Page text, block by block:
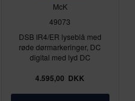
McK
49073
DSB IR4/ER lyseblå med
røde dørmarkeringer, DC
digital med lyd DC
4.595,00 DKK